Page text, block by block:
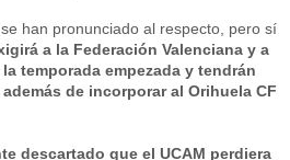
han pronunciado al respecto, pero sí
a la Federación Valenciana y a
temporada empezada y tendrán
de incorporar al Orihuela CF
descartado que el UCAM perdiera